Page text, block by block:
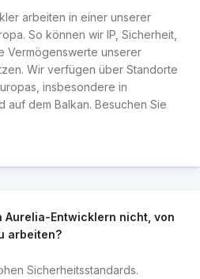
arbeiten in einer unserer
So können wir IP, Sicherheit,
Vermögenswerte unserer
Wir verfügen über Standorte
insbesondere in
auf dem Balkan. Besuchen Sie
Aurelia-Entwicklern nicht, von
arbeiten?
Sicherheitsstandards.